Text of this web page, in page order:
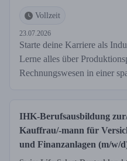
Vollzeit
23.07.2026
Starte deine Karriere als
Lerne alles über
Rechnungswesen in einer
IHK-Berufsausbildung
Kauffrau/-mann für
und Finanzanlagen (m/w/